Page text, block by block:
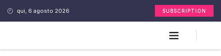
qui, 6 agosto 2026 SUBSCRIPTION